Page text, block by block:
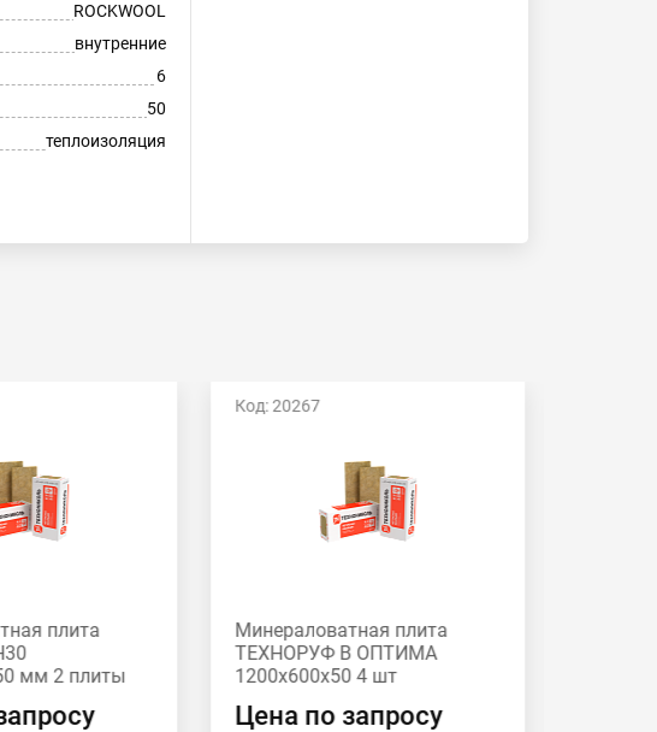
ROCKWOOL
внутренние
6
50
теплоизоляция
плита
мм 2 плиты
Код: 20267
Минераловатная плита
ТЕХНОРУФ В ОПТИМА
1200х600х50 4 шт
Цена по запросу